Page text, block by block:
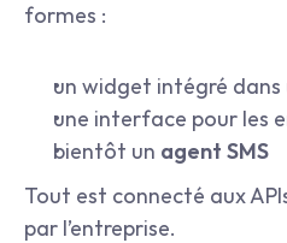
formes :
un widget intégré dans
une interface pour les
bientôt un agent SMS
Tout est connecté aux
par l’entreprise.